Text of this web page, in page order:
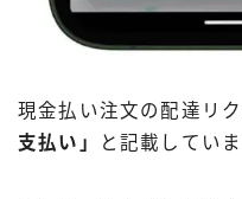
現金払い注文の配達リ
支払い」
と記載していま